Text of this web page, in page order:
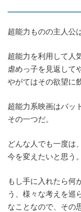
超能力ものの主人公
超能力を利用して人
虐めっ子を見返して
やがてはその欲望に
超能力系映画はバッ
その一つだ。
どんな人でも一度は
今を変えたいと思う。
もし手に入れたら何
う、様々な考えを巡
なことなので、その